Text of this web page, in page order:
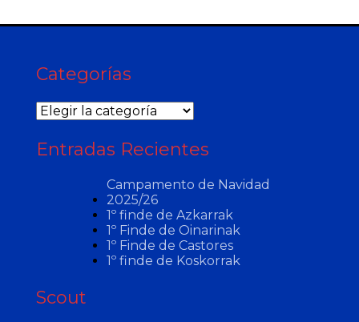
Categorías
Categorías
Entradas Recientes
Campamento de Navidad
2025/26
1º finde de Azkarrak
1º Finde de Oinarinak
1º Finde de Castores
1º finde de Koskorrak
Scout